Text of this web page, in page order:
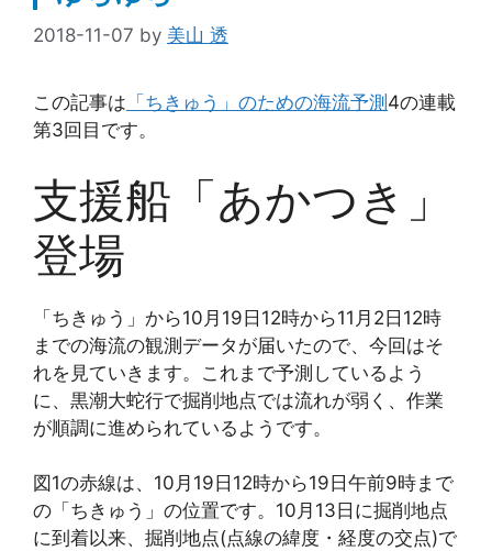
2018-11-07 by 美山 透
この記事は 「ちきゅう」のための海流予測 4の連載
第3回目です。
支援船「あかつき」
登場
「ちきゅう」から10月19日12時から11月2日12時
までの海流の観測データが届いたので、今回はそ
れを見ていきます。これまで予測しているよう
に、黒潮大蛇行で掘削地点では流れが弱く、作業
が順調に進められているようです。
図1の赤線は、10月19日12時から19日午前9時まで
の「ちきゅう」の位置です。10月13日に掘削地点
に到着以来、掘削地点(点線の緯度・経度の交点)で